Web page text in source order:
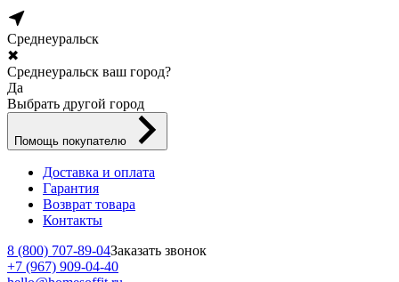
Среднеуральск
✖
Среднеуральск ваш город?
Да
Выбрать другой город
Помощь покупателю
Доставка и оплата
Гарантия
Возврат товара
Контакты
8 (800) 707-89-04Заказать звонок
+7 (967) 909-04-40